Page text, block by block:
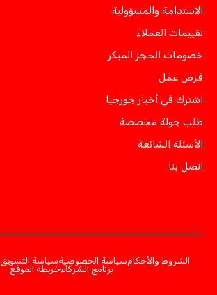
الاستدامة والمسؤولية
تقييمات العملاء
خصومات الحجز المبكر
فرص عمل
اشترك في أخبار جورجيا
طلب جولة مخصصة
الأسئلة الشائعة
اتصل بنا
الشروط والأحكامسياسة الخصوصيةسياسة التسويق
برنامج الشركاءخريطة الموقع